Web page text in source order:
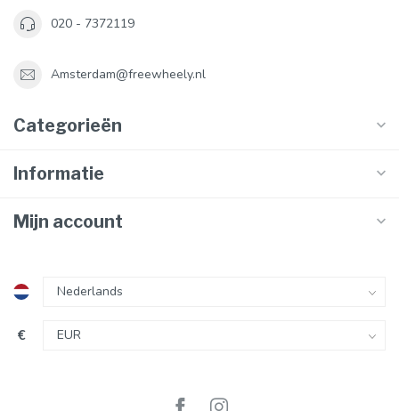
020 - 7372119
Amsterdam@freewheely.nl
Categorieën
Informatie
Mijn account
€